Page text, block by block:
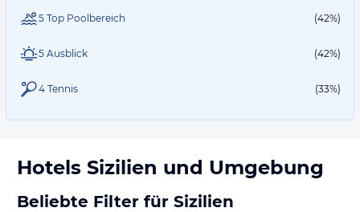
5 Top Poolbereich (42%)
5 Ausblick (42%)
4 Tennis (33%)
Hotels Sizilien und Umgebung
Beliebte Filter für Sizilien